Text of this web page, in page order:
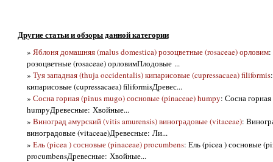
Другие статьи и обзоры данной категории
» Яблоня домашняя (malus domestica) розоцветные (rosaceae) орловим:
розоцветные (rosaceae) орловимПлодовые ...
» Туя западная (thuja occidentalis) кипарисовые (cupressacaea) filiformis
кипарисовые (cupressacaea) filiformisДревес...
» Сосна горная (pinus mugo) сосновые (pinaceae) humpy: Сосна
humpyДревесные: Хвойные...
» Виноград амурский (vitis amurensis) виноградовые (vitaceae):
виноградовые (vitaceae)Древесные: Ли...
» Ель (picea ) сосновые (pinaceae) procumbens: Ель (picea ) сосновые
procumbensДревесные: Хвойные...